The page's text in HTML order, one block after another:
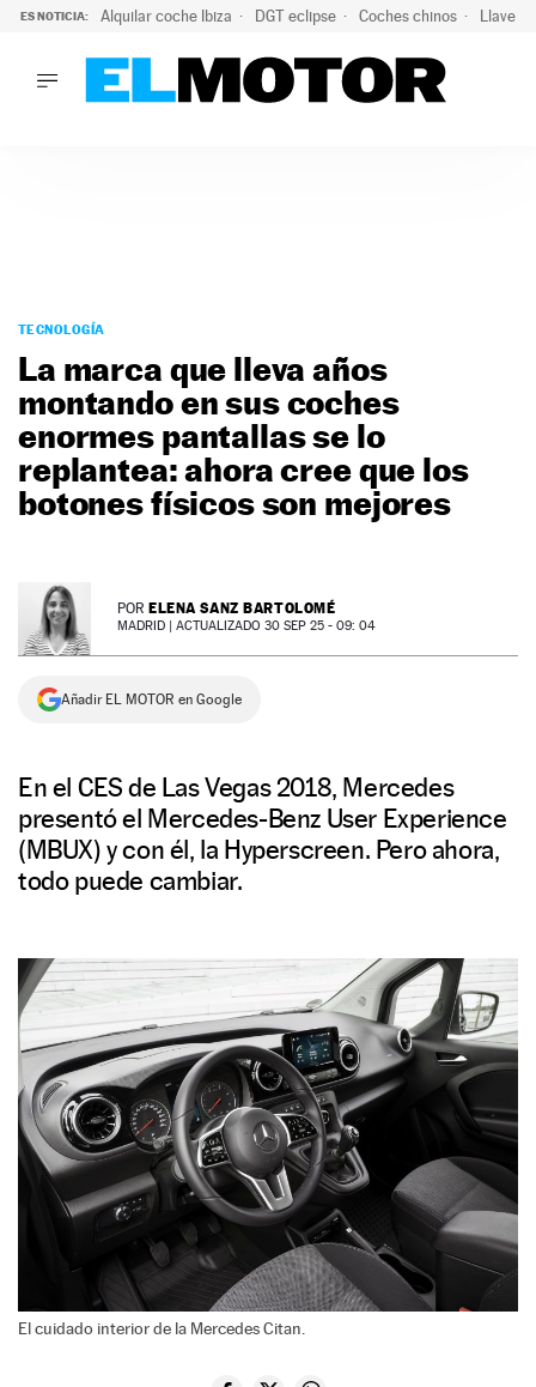
ES NOTICIA: Alquilar coche Ibiza DGT eclipse Coches chinos Llaves
PODCAST
MOTOS
TECNOLOGÍA
PREMIOS
SERVICIOS
SÍGUENOS
TECNOLOGÍA
La marca que lleva años
montando en sus coches
enormes pantallas se lo
replantea: ahora cree que los
botones físicos son mejores
POR ELENA SANZ BARTOLOMÉ
MADRID | ACTUALIZADO 30 SEP 25 - 09: 04
Añadir EL MOTOR en Google
En el CES de Las Vegas 2018, Mercedes
presentó el Mercedes-Benz User Experience
(MBUX) y con él, la Hyperscreen. Pero ahora,
todo puede cambiar.
El cuidado interior de la Mercedes Citan.